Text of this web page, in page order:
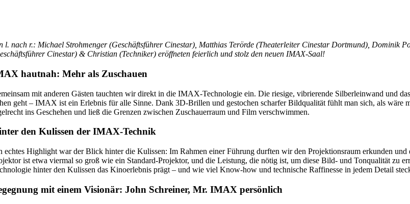
l. nach r.: Michael Strohmenger (Geschäftsführer Cinestar), Matthias Terörde (Theaterleiter Cinestar Dortmund), Dominik
Cinestar) & Christian (Techniker) eröffneten feierlich und stolz den neuen IMAX-Saal!
hautnah: Mehr als Zuschauen
mit anderen Gästen tauchten wir direkt in die IMAX-Technologie ein. Die riesige, vibrierende Silberleinwand und
geht – IMAX ist ein Erlebnis für alle Sinne. Dank 3D-Brillen und gestochen scharfer Bildqualität fühlt man sich, als wäre
ins Geschehen und ließ die Grenzen zwischen Zuschauerraum und Film verschwimmen.
den Kulissen der IMAX-Technik
echtes Highlight war der Blick hinter die Kulissen: Im Rahmen einer Führung durften wir den Projektionsraum erkunden
ist etwa viermal so groß wie ein Standard-Projektor, und die Leistung, die nötig ist, um diese Bild- und Tonqualität zu
hinter den Kulissen das Kinoerlebnis prägt – und wie viel Know-how und technische Raffinesse in jedem Detail
mit einem Visionär: John Schreiner, Mr. IMAX persönlich